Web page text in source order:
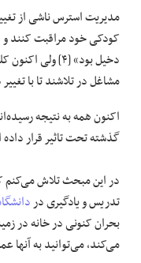
مدیریت استرس ناشی از
کودکی خود مراقبت کنند و
دخیل بود» [۴]
مشاغل در تلاشند تا با
اکنون همه به نتیجه
گذشته تحت تاثیر قرار
تدریس و یادگیری در
بحران کنونی در خانه در
می‌کند، می‌توانید به آنها